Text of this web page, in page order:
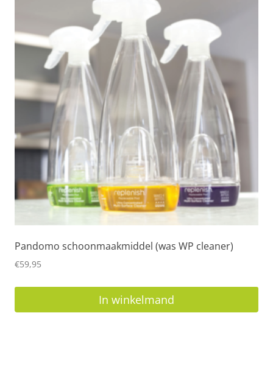
Pandomo schoonmaakmiddel (was WP cleaner)
€59,95
In winkelmand